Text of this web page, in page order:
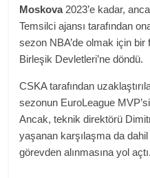
Moskova2023’e kadar,
Temsilci ajansı tarafından
sezon NBA’de olmak için bir
Birleşik Devletleri’ne döndü.
CSKA tarafından
sezonun EuroLeague
Ancak, teknik direktörü
yaşanan karşılaşma da
görevden alınmasına yol açtı.